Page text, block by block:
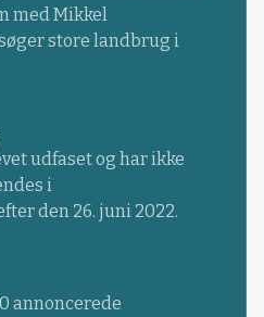
med Mikkel
store landbrug i
udfaset og har ikke
i
den 26. juni 2022.
annoncerede